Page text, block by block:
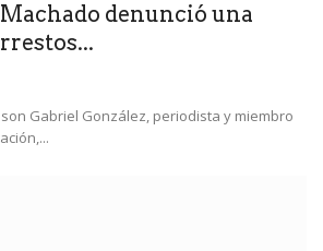
denunció una
Gabriel González, periodista y miembro